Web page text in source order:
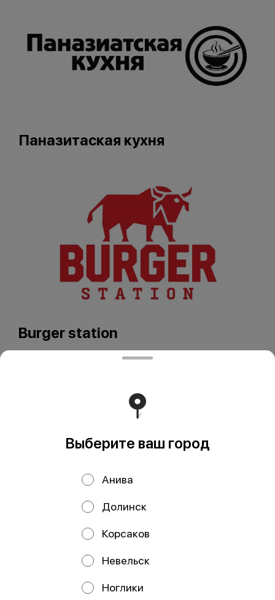
Паназитаская кухня
Burger station
ООО "МЕГАБЕРЕЗКА.КОМ" Юридический адрес:
693005, Сахалинская область, г. Южно-Сахалинск, ул.
ОГРН 1196501005799 Расчетный счет
40702810350340004382 ДАЛЬНЕВОСТОЧНЫЙ БАНК
30101810600000000608
Политика конфиденциальности
Выберите ваш город
Анива
Долинск
Корсаков
Невельск
Ноглики